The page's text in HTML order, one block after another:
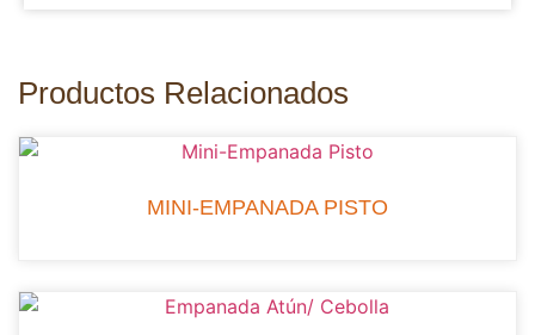
Productos Relacionados
MINI-EMPANADA PISTO